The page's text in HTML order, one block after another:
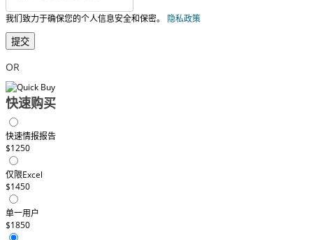
我们致力于确保您的个人信息安全和保密。 隐私政策
提交
OR
快速购买
快速情报报告
$1250
仅限Excel
$1450
单一用户
$1850